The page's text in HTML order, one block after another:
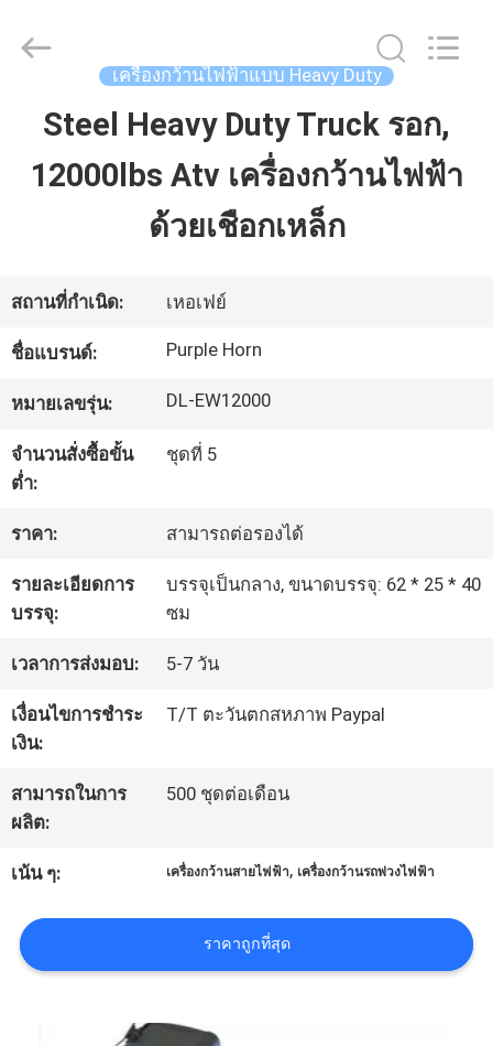
บ้าน
วิดีโอ
เรา
โรงงาน
ควบคุม
คุณภาพ
ติดต่อ
เรา
ข่าว
Commerce
Reserved.
เครื่องกว้านไฟฟ้าแบบ Heavy Duty
Steel Heavy Duty Truck รอก,
12000lbs Atv เครื่องกว้านไฟฟ้า
ด้วยเชือกเหล็ก
สถานที่กำเนิด: เหอเฟย์
ชื่อแบรนด์: Purple Horn
หมายเลขรุ่น: DL-EW12000
จำนวนสั่งซื้อขั้น
ต่ำ:
ชุดที่ 5
ราคา: สามารถต่อรองได้
รายละเอียดการ
บรรจุ:
บรรจุเป็นกลาง, ขนาดบรรจุ: 62 * 25 * 40
ซม
เวลาการส่งมอบ: 5-7 วัน
เงื่อนไขการชำระ
เงิน:
T/T ตะวันตกสหภาพ Paypal
สามารถในการ
ผลิต:
500 ชุดต่อเดือน
เน้น ๆ: เครื่องกว้านสายไฟฟ้า, เครื่องกว้านรถพ่วงไฟฟ้า
ราคาถูกที่สุด